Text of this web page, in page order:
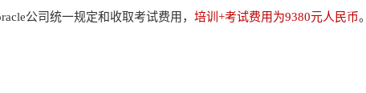
公司统一规定和收取考试费用， 培训+考试费用为9380元人民币。